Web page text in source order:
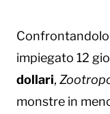
impiegato 12
dollari,
monstre in